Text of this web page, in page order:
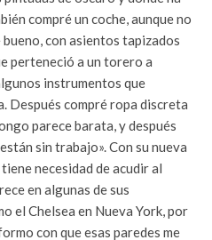
compré un coche, aunque no
con asientos tapizados
perteneció a un torero a
instrumentos que
Después compré ropa discreta
parece barata, y después
sin trabajo». Con su nueva
necesidad de acudir al
en algunas de sus
el Chelsea en Nueva York, por
con que esas paredes me